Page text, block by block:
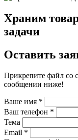
Храним
задачи
Оставить
Прикрепите файл со
сообщении ниже!
Ваше имя *
Ваш телефон *
Тема
Email *